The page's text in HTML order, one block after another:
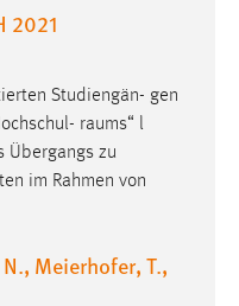
2021
Studiengän- gen
raums“ l
Übergangs zu
im Rahmen von
Meierhofer, T.,